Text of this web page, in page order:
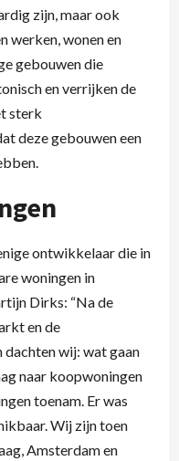
zijn, maar ook
werken, wonen en
gebouwen die
en verrijken de
sterk
deze gebouwen een
ontwikkelaar die in
woningen in
Dirks: “Na de
en de
wij: wat gaan
naar koopwoningen
toenam. Er was
Wij zijn toen
Amsterdam en